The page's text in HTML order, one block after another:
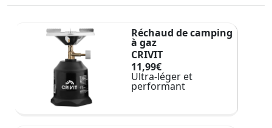
Réchaud de camping
à gaz
CRIVIT
11,99€
Ultra-léger et
performant